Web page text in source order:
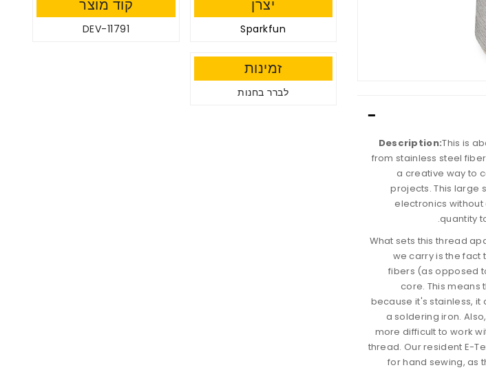
Description:This is
from stainless steel
a creative way to
projects. This large
electronics
quantity
What sets this thread
we carry is the fact
fibers (as opposed
core. This means
because it's stainless, it
a soldering iron.
more difficult to work
thread. Our resident E-
for hand sewing, as
יצרן
Sparkfun
קוד מוצר
DEV-11791
זמינות
לברר בחנות